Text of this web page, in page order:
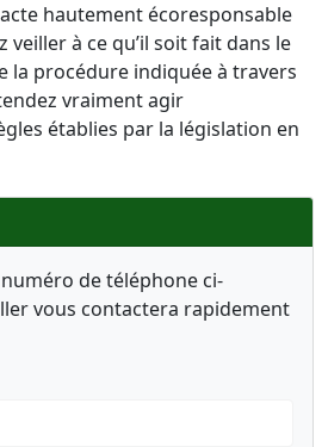
hautement écoresponsable
veiller à ce qu’il soit fait dans le
la procédure indiquée à travers
vraiment agir
établies par la législation en
de téléphone ci-
vous contactera rapidement